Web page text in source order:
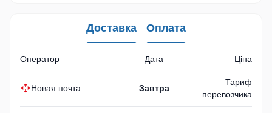
Доставка Оплата
Оператор Дата Ціна
Новая почта Завтра
Тариф
перевозчика